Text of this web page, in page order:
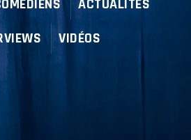
ACTUALITÉS
VIDÉOS